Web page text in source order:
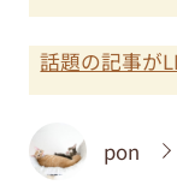
話題の記事が
pon